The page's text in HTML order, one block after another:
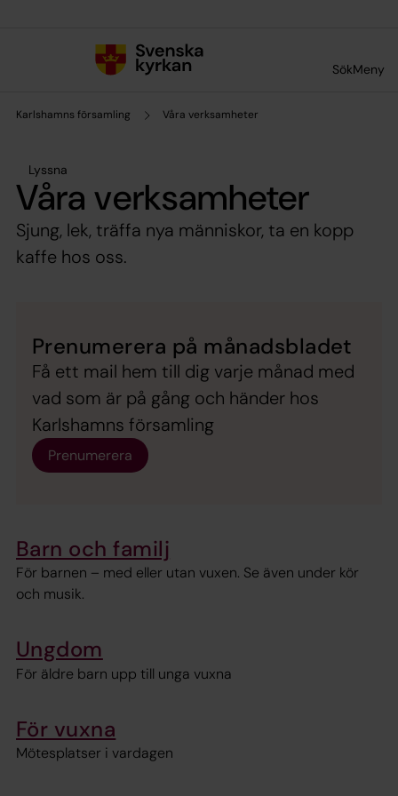
SökMeny
Karlshamns församling Våra verksamheter
Lyssna
Våra verksamheter
Sjung, lek, träffa nya människor, ta en kopp
kaffe hos oss.
Prenumerera på månadsbladet
Få ett mail hem till dig varje månad med
vad som är på gång och händer hos
Karlshamns församling
Prenumerera
Barn och familj
För barnen – med eller utan vuxen. Se även under kör
och musik.
Ungdom
För äldre barn upp till unga vuxna
För vuxna
Mötesplatser i vardagen